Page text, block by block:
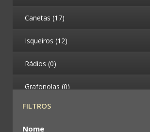
Canetas (17)
Isqueiros (12)
Rádios (0)
Grafonolas (0)
Telefones (0)
FILTROS
Nome